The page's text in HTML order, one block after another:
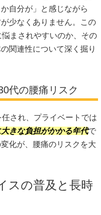
自分が」と感じながら
少なくありません。この
まされやすいのか、その
関連性について深く掘り
代の腰痛リスク
され、プライベートでは
きな負担がかかる年代で
化が、腰痛のリスクを大
スの普及と長時